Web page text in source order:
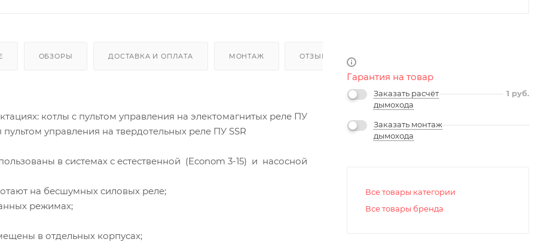
ОБЗОРЫ ДОСТАВКА И ОПЛАТА МОНТАЖ ОТЗЫВЫ
котлы c пультом управления на электомагнитых реле ПУ
управления на твердотельных реле ПУ SSR
в системах с естественной (Econom 3-15) и насосной
на бесшумных силовых реле;
режимах;
в отдельных корпусах;
Гарантия на товар
Заказать расчёт
дымохода
1 руб.
Заказать монтаж
дымохода
Все товары категории
Все товары бренда